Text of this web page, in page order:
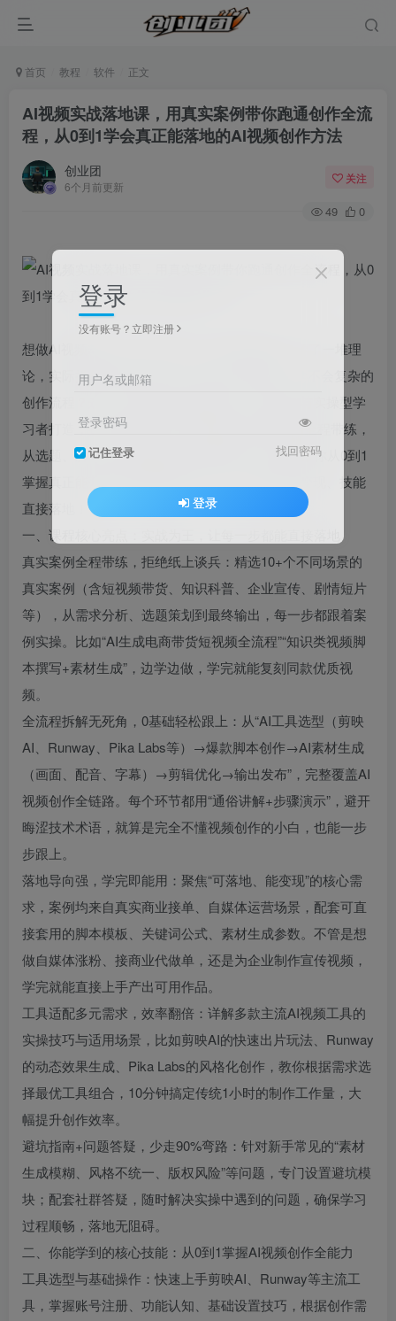
首页 教程 软件 正文
AI视频实战落地课，用真实案例带你跑通创作全流
程，从0到1学会真正能落地的AI视频创作方法
创业团
6个月前更新
关注
49 0
想做AI视频却卡在“工具不会用、脚本没思路”？学了一堆理
论，实际操作还是无从下手？担心自己0基础，学不会复杂的
创作流程？这款「AI视频实战落地课」专为新手与实操型学
习者打造，摒弃空洞理论，用真实商业/内容案例全程带练，
从选题、脚本、制作到输出全流程拆解，手把手带你从0到1
掌握真正能落地的AI视频创作方法，让创意快速变现、技能
直接落地！
一、课程核心亮点：实战为王，让每一步都能直接落地
真实案例全程带练，拒绝纸上谈兵：精选10+个不同场景的
真实案例（含短视频带货、知识科普、企业宣传、剧情短片
等），从需求分析、选题策划到最终输出，每一步都跟着案
例实操。比如“AI生成电商带货短视频全流程”“知识类视频脚
本撰写+素材生成”，边学边做，学完就能复刻同款优质视
频。
全流程拆解无死角，0基础轻松跟上：从“AI工具选型（剪映
AI、Runway、Pika Labs等）→爆款脚本创作→AI素材生成
（画面、配音、字幕）→剪辑优化→输出发布”，完整覆盖AI
视频创作全链路。每个环节都用“通俗讲解+步骤演示”，避开
晦涩技术术语，就算是完全不懂视频创作的小白，也能一步
步跟上。
落地导向强，学完即能用：聚焦“可落地、能变现”的核心需
求，案例均来自真实商业接单、自媒体运营场景，配套可直
接套用的脚本模板、关键词公式、素材生成参数。不管是想
做自媒体涨粉、接商业代做单，还是为企业制作宣传视频，
学完就能直接上手产出可用作品。
工具适配多元需求，效率翻倍：详解多款主流AI视频工具的
实操技巧与适用场景，比如剪映AI的快速出片玩法、Runway
的动态效果生成、Pika Labs的风格化创作，教你根据需求选
择最优工具组合，10分钟搞定传统1小时的制作工作量，大
幅提升创作效率。
避坑指南+问题答疑，少走90%弯路：针对新手常见的“素材
生成模糊、风格不统一、版权风险”等问题，专门设置避坑模
块；配套社群答疑，随时解决实操中遇到的问题，确保学习
过程顺畅，落地无阻碍。
二、你能学到的核心技能：从0到1掌握AI视频创作全能力
工具选型与基础操作：快速上手剪映AI、Runway等主流工
具，掌握账号注册、功能认知、基础设置技巧，根据创作需
登录
没有账号？立即注册
用户名或邮箱
登录密码
记住登录 找回密码
登录